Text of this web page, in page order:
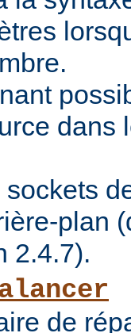
dans
plan
2.4.7).
de